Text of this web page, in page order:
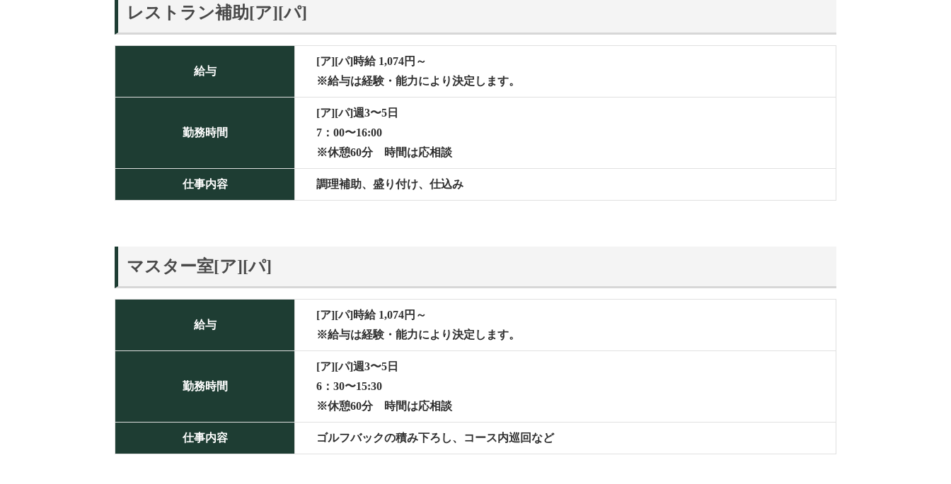
レストラン補助[ア][パ]
給与
[ア][パ]時給 1,074円～
※給与は経験・能力により決定します。
勤務時間
[ア][パ]週3〜5⽇
7：00〜16:00
※休憩60分 時間は応相談
仕事内容 調理補助、盛り付け、仕込み
マスター室[ア][パ]
給与
[ア][パ]時給 1,074円～
※給与は経験・能力により決定します。
勤務時間
[ア][パ]週3〜5⽇
6：30〜15:30
※休憩60分 時間は応相談
仕事内容 ゴルフバックの積み下ろし、コース内巡回など